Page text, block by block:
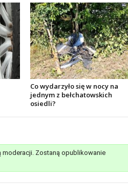
Co wydarzyło się w nocy na
jednym z bełchatowskich
osiedli?
moderacji. Zostaną opublikowanie